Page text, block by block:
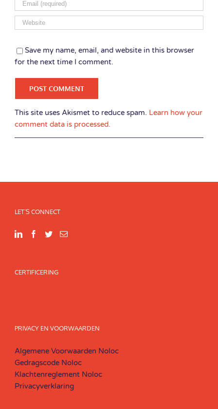
Save my name, email, and website in this browser
for the next time I comment.
This site uses Akismet to reduce spam. Learn how your
comment data is processed.
LET’S CONNECT
CERTIFICERING
PRIVACY EN VOORWAARDEN
Algemene Voorwaarden Noloc
Gedragscode Noloc
Klachtenreglement Noloc
Privacyverklaring